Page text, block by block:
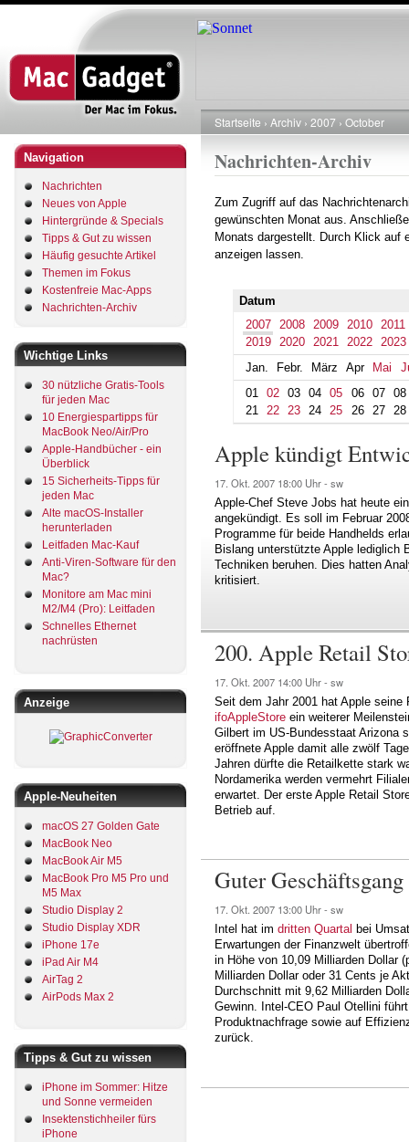
Direkt
zum
Navigation
Nachrichten
Neues von Apple
Hintergründe & Specials
Tipps & Gut zu wissen
Häufig gesuchte Artikel
Themen im Fokus
Kostenfreie Mac-Apps
Nachrichten-Archiv
Wichtige Links
30 nützliche Gratis-Tools
für jeden Mac
10 Energiespartipps für
MacBook Neo/Air/Pro
Apple-Handbücher - ein
Überblick
15 Sicherheits-Tipps für
jeden Mac
Alte macOS-Installer
herunterladen
Leitfaden Mac-Kauf
Anti-Viren-Software für den
Mac?
Monitore am Mac mini
M2/M4 (Pro): Leitfaden
Schnelles Ethernet
nachrüsten
Anzeige
Apple-Neuheiten
macOS 27 Golden Gate
MacBook Neo
MacBook Air M5
MacBook Pro M5 Pro und
M5 Max
Studio Display 2
Studio Display XDR
iPhone 17e
iPad Air M4
AirTag 2
AirPods Max 2
Tipps & Gut zu wissen
iPhone im Sommer: Hitze
und Sonne vermeiden
Insektenstichheiler fürs
iPhone
Pfadnavigation
Startseite Archiv 2007 October
Nachrichten-Archiv
Zum Zugriff auf das
gewünschten Monat aus.
Monats dargestellt. Durch Klick auf
anzeigen lassen.
Datum
2007
2008 2009 2010
2011
2019
2020 2021 2022
2023
Jan.
Febr. März Apr Mai
01
02 03 04 05 06 07
08
21
22 23 24 25 26 27 28
Apple kündigt
17. Okt. 2007 18:00 Uhr - sw
Apple-Chef Steve Jobs hat heute
angekündigt. Es soll im Februar
Programme für beide Handhelds
Bislang unterstützte Apple lediglich
Techniken beruhen. Dies hatten
kritisiert.
200. Apple Retail
17. Okt. 2007 14:00 Uhr - sw
Seit dem Jahr 2001 hat Apple
ifoAppleStore ein weiterer
Gilbert im US-Bundesstaat Arizona
eröffnete Apple damit alle zwölf
Jahren dürfte die Retailkette stark
Nordamerika werden vermehrt
erwartet. Der erste Apple Retail
Betrieb auf.
Guter
17. Okt. 2007 13:00 Uhr - sw
Intel hat im dritten Quartal bei
Erwartungen der Finanzwelt
in Höhe von 10,09 Milliarden Dollar
Milliarden Dollar oder 31 Cents je
Durchschnitt mit 9,62 Milliarden
Gewinn. Intel-CEO Paul Otellini
Produktnachfrage sowie auf
zurück.